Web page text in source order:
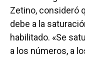
Zetino, consideró
debe a la
habilitado. «Se
a los números, a